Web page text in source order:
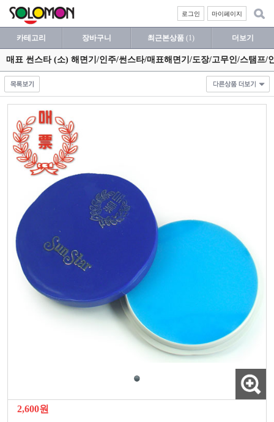
마이페이지
로그인
카테고리 장바구니 최근본상품 (1) 더보기
매표 썬스타 (소) 해면기/인주/썬스타/매표해면기/도장/고무인/스탬프/
2,600원